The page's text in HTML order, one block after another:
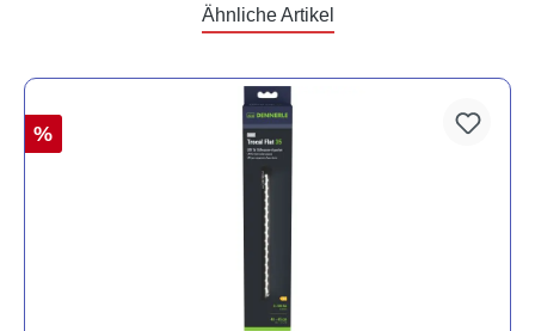
Ähnliche Artikel
%